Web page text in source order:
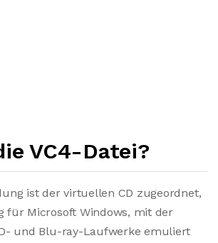
VC4-Datei?
ist der virtuellen CD zugeordnet,
für Microsoft Windows, mit der
und Blu-ray-Laufwerke emuliert